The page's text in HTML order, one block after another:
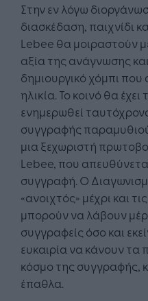
Στην εν λόγω
διασκέδαση, παιχνίδι
Lebee θα μοιραστούν
αξία της ανάγνωσης
δημιουργικό χόμπι
ηλικία. Το κοινό θα έχει
ενημερωθεί
συγγραφής
μια ξεχωριστή
Lebee, που
συγγραφή. Ο
«ανοιχτός» μέχρι και
μπορούν να λάβουν
συγγραφείς όσο και
ευκαιρία να κάνουν
κόσμο της συγγραφής,
έπαθλα.